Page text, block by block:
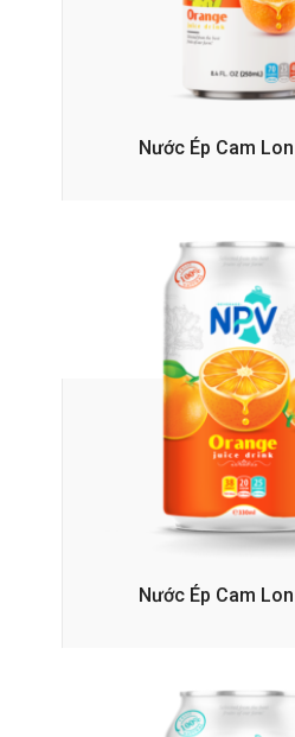
Nước Ép Cam
Nước Ép Cam